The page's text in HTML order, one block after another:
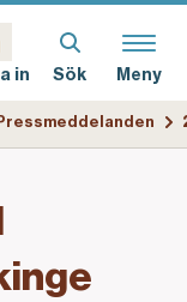
in Sök Meny
Pressmeddelanden